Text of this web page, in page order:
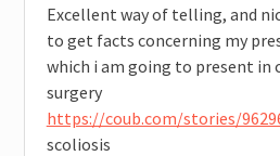
Excellent way of telling, and
to get facts concerning my
which i am going to present in
surgery
https://coub.com/stories/
scoliosis